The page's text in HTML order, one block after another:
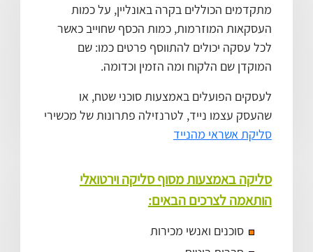
מתקדמים הכוללים בקרה באונליין, על כמות
העסקאות המוזרמות, כמות הכסף שחוייב כאשר
לכל עסקה יכולים להתווסף פרטים כמו: שם
המוקדן שם הלקוח ומה הזמין וכדומה.
לעסקים הפועלים באמצעות סוכני שטח, או
שהעסק עצמו נייד, לטרנזילה פתרונות של מכשירי
סליקת אשראי מהנייד
סליקה באמצעות מסוף סליקה וירטואלי
הותאמה לצרכים הבאים:
סוכנים ואנשי מכירות